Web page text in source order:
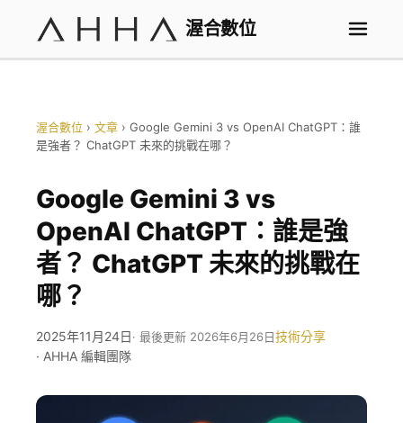
渥合數位
渥合數位 › 文章 › Google Gemini 3 vs OpenAI ChatGPT：誰
是強者？ ChatGPT 未來的挑戰在哪？
Google Gemini 3 vs
OpenAI ChatGPT：誰是強
者？ ChatGPT 未來的挑戰在
哪？
2025年11月24日· 最後更新 2026年6月26日技術分享
· AHHA 編輯團隊